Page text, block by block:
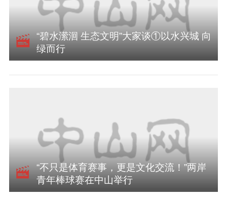
“碧水潆洄 生态文明”大家谈①以水兴城 向
绿而行
“不只是体育赛事，更是文化交流！”两岸
青年棒球赛在中山举行